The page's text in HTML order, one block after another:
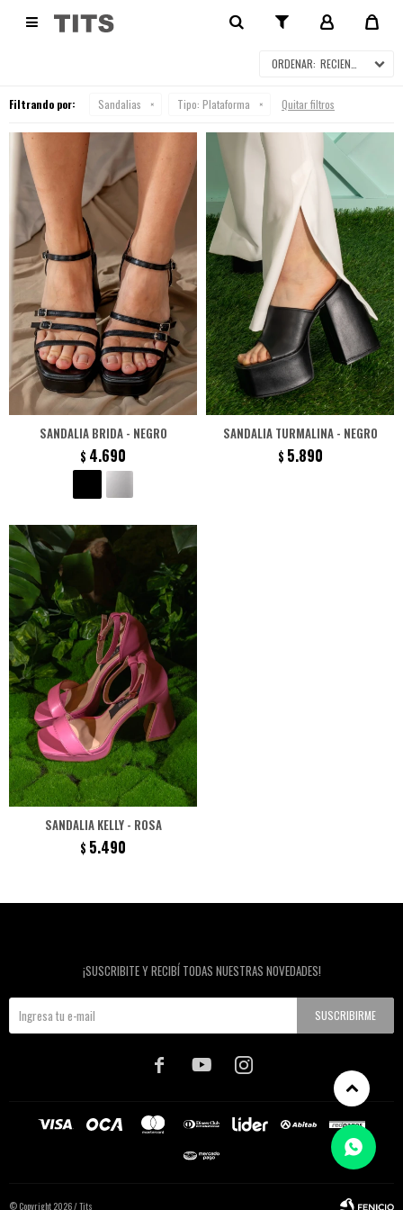
 SANDALIAS
RECIENTES
Filtrando por: Sandalias Tipo: Plataforma Quitar filtros
SANDALIA BRIDA - NEGRO
$ 4.690
SANDALIA TURMALINA - NEGRO
$ 5.890
SANDALIA KELLY - ROSA
$ 5.490
¡SUSCRIBITE Y RECIBÍ TODAS NUESTRAS NOVEDADES!
SUSCRIBIRME
  
© Copyright 2026 / Tits